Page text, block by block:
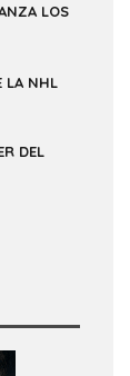
LOS
LA NHL
DEL